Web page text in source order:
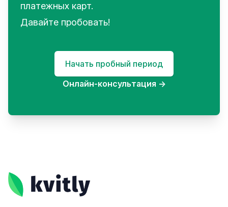
платежных карт.
Давайте пробовать!
Начать пробный период
Онлайн-консультация →